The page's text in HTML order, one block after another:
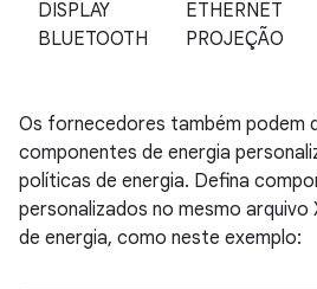
DISPLAY
BLUETOOTH
ETHERNET
PROJEÇÃO
Os fornecedores também podem
componentes de energia
políticas de energia. Defina
personalizados no mesmo arquivo
de energia, como neste exemplo: